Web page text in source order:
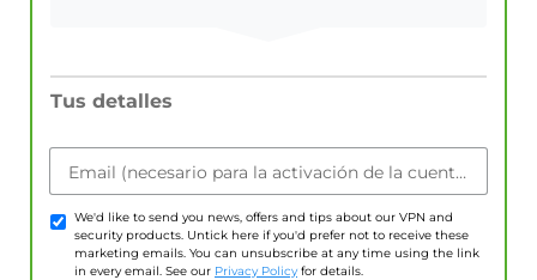
Tus detalles
Email (necesario para la activación de la cuenta)
We'd like to send you news, offers and tips about our VPN and
security products. Untick here if you'd prefer not to receive these
marketing emails. You can unsubscribe at any time using the link
in every email. See our Privacy Policy for details.